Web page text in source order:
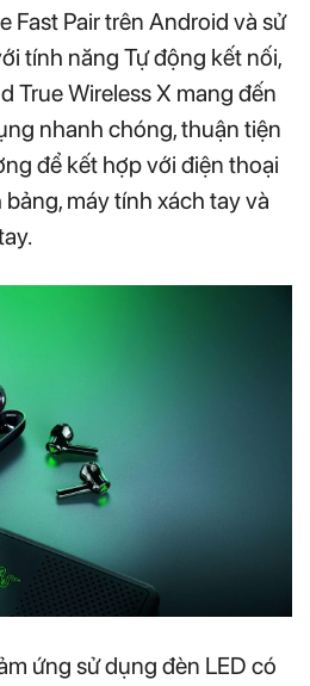
Fast Pair trên Android và sử
tính năng Tự động kết nối,
True Wireless X mang đến
nhanh chóng, thuận tiện
để kết hợp với điện thoại
máy tính xách tay và
ứng sử dụng đèn LED có